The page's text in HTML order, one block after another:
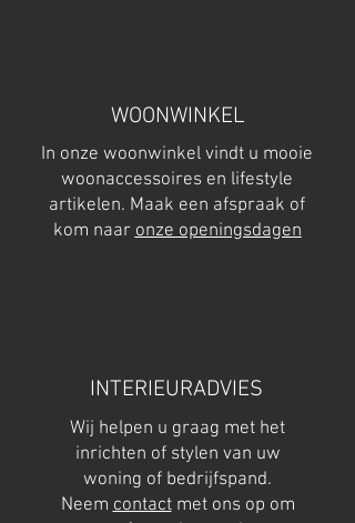
WOONWINKEL
In onze woonwinkel vindt u mooie
woonaccessoires en lifestyle
artikelen. Maak een afspraak of
kom naaronze openingsdagen
INTERIEURADVIES
Wij helpen u graag met het
inrichten of stylen van uw
woning of bedrijfspand.
Neemcontactmet ons op om